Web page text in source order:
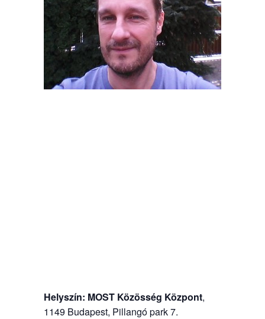
Helyszín: MOST Közösség Központ,
1149 Budapest, Pillangó park 7.